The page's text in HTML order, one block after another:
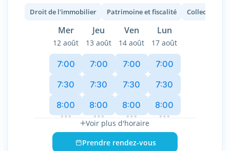
Notarial des Grands Hommes après plusieurs
années d’expérience.
Centre de Formation Professionnelle des
Notaires, j’ai construit mon expertise autour
du droit immobilier, de la promotion
immobilière, de la VEFA et des financements
complexes.
Mon rôle est de sécuriser vos projets, qu’il
s’agisse d’une acquisition, d’une vente, d’une
Droit de l'immobilier Patrimoine et fiscalité Collectivité
Mer Jeu Ven Lun
12 août 13 août 14 août 17 août
7:00
7:30
8:00
7:00
7:30
8:00
7:00
7:30
8:00
7:00
7:30
8:00
Voir plus d'horaire
Prendre rendez-vous